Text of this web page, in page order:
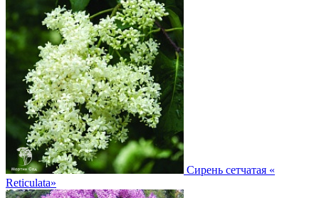
Сирень сетчатая «
Reticulata»